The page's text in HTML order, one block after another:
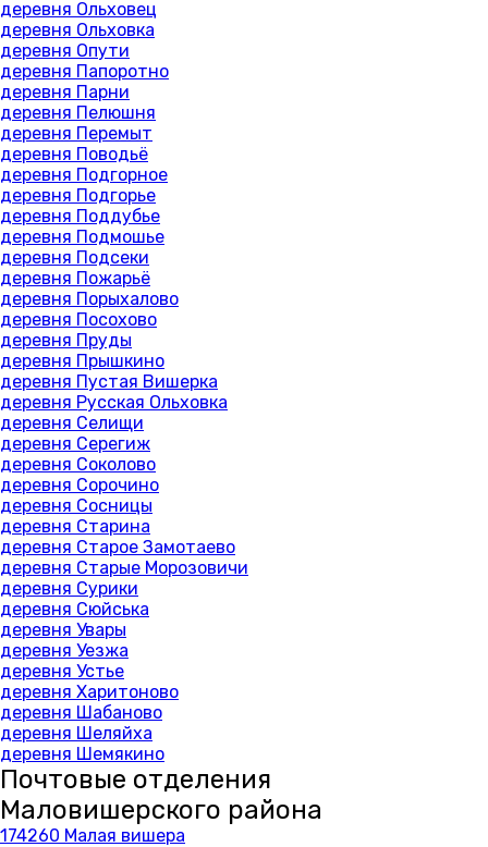
деревня Ольховец
деревня Ольховка
деревня Опути
деревня Папоротно
деревня Парни
деревня Пелюшня
деревня Перемыт
деревня Поводьё
деревня Подгорное
деревня Подгорье
деревня Поддубье
деревня Подмошье
деревня Подсеки
деревня Пожарьё
деревня Порыхалово
деревня Посохово
деревня Пруды
деревня Прышкино
деревня Пустая Вишерка
деревня Русская Ольховка
деревня Селищи
деревня Серегиж
деревня Соколово
деревня Сорочино
деревня Сосницы
деревня Старина
деревня Старое Замотаево
деревня Старые Морозовичи
деревня Сурики
деревня Сюйська
деревня Увары
деревня Уезжа
деревня Устье
деревня Харитоново
деревня Шабаново
деревня Шеляйха
деревня Шемякино
Почтовые отделения
Маловишерского района
174260 Малая вишера